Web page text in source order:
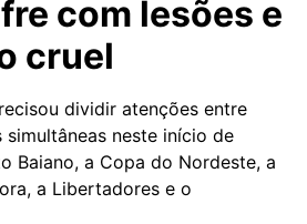
com lesões e
cruel
dividir atenções entre
neste início de
Baiano, a Copa do Nordeste, a
a Libertadores e o